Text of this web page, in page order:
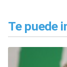
Te puede